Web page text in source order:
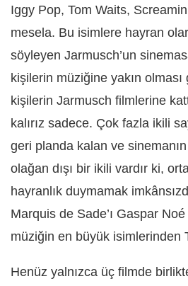
Iggy Pop, Tom Waits,
mesela. Bu isimlere hayran
söyleyen Jarmusch’un
kişilerin müziğine yakın olması
kişilerin Jarmusch filmlerine
kalırız sadece. Çok fazla ikili
geri planda kalan ve sinemanın
olağan dışı bir ikili vardır ki,
hayranlık duymamak
Marquis de Sade’ı Gaspar
müziğin en büyük isimlerinden
Henüz yalnızca üç filmde